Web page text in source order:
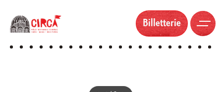
Billetterie